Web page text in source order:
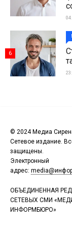
6
© 2024 Медиа
Сетевое издание.
защищены.
Электронный
адрес:
ОБЪЕДИНЕННАЯ
СЕТЕВЫХ СМИ
ИНФОРМБЮРО»